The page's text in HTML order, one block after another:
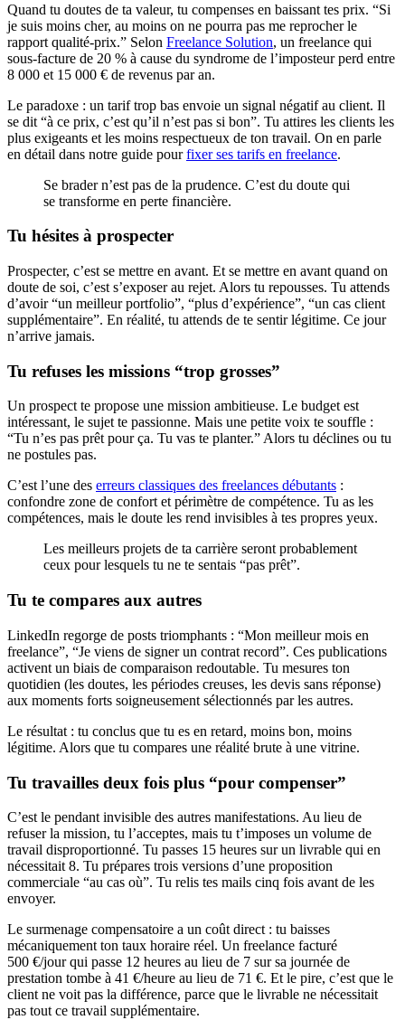
Quand tu doutes de ta valeur, tu compenses en baissant tes prix. “Si
je suis moins cher, au moins on ne pourra pas me reprocher le
rapport qualité-prix.” Selon Freelance Solution, un freelance qui
sous-facture de 20 % à cause du syndrome de l’imposteur perd entre
8 000 et 15 000 € de revenus par an.
Le paradoxe : un tarif trop bas envoie un signal négatif au client. Il
se dit “à ce prix, c’est qu’il n’est pas si bon”. Tu attires les clients les
plus exigeants et les moins respectueux de ton travail. On en parle
en détail dans notre guide pourfixer ses tarifs en freelance.
Se brader n’est pas de la prudence. C’est du doute qui
se transforme en perte financière.
Tu hésites à prospecter
Prospecter, c’est se mettre en avant. Et se mettre en avant quand on
doute de soi, c’est s’exposer au rejet. Alors tu repousses. Tu attends
d’avoir “un meilleur portfolio”, “plus d’expérience”, “un cas client
supplémentaire”. En réalité, tu attends de te sentir légitime. Ce jour
n’arrive jamais.
Tu refuses les missions “trop grosses”
Un prospect te propose une mission ambitieuse. Le budget est
intéressant, le sujet te passionne. Mais une petite voix te souffle :
“Tu n’es pas prêt pour ça. Tu vas te planter.” Alors tu déclines ou tu
ne postules pas.
C’est l’une des erreurs classiques des freelances débutants :
confondre zone de confort et périmètre de compétence. Tu as les
compétences, mais le doute les rend invisibles à tes propres yeux.
Les meilleurs projets de ta carrière seront probablement
ceux pour lesquels tu ne te sentais “pas prêt”.
Tu te compares aux autres
LinkedIn regorge de posts triomphants : “Mon meilleur mois en
freelance”, “Je viens de signer un contrat record”. Ces publications
activent un biais de comparaison redoutable. Tu mesures ton
quotidien (les doutes, les périodes creuses, les devis sans réponse)
aux moments forts soigneusement sélectionnés par les autres.
Le résultat : tu conclus que tu es en retard, moins bon, moins
légitime. Alors que tu compares une réalité brute à une vitrine.
Tu travailles deux fois plus “pour compenser”
C’est le pendant invisible des autres manifestations. Au lieu de
refuser la mission, tu l’acceptes, mais tu t’imposes un volume de
travail disproportionné. Tu passes 15 heures sur un livrable qui en
nécessitait 8. Tu prépares trois versions d’une proposition
commerciale “au cas où”. Tu relis tes mails cinq fois avant de les
envoyer.
Le surmenage compensatoire a un coût direct : tu baisses
mécaniquement ton taux horaire réel. Un freelance facturé
500 €/jour qui passe 12 heures au lieu de 7 sur sa journée de
prestation tombe à 41 €/heure au lieu de 71 €. Et le pire, c’est que le
client ne voit pas la différence, parce que le livrable ne nécessitait
pas tout ce travail supplémentaire.